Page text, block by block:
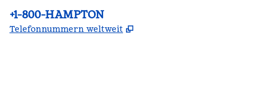
Telefon:
+1-800-HAMPTON
Telefonnummern weltweit ,